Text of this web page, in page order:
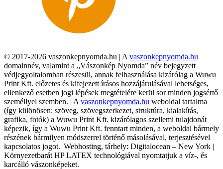
© 2017-2026 vaszonkepnyomda.hu | A vaszonkepnyomda.hu
domainnév, valamint a „Vászonkép Nyomda” név bejegyzett
védjegyoltalomban részesül, annak felhasználása kizárólag a Wuwu
Print Kft. előzetes és kifejezett írásos hozzájárulásával lehetséges,
ellenkező esetben jogi lépések megtételére kerül sor minden jogsértő
személlyel szemben. | A vaszonkepnyomda.hu weboldal tartalma
(így különösen: szöveg, szövegszerkezet, struktúra, kialakítás,
grafika, fotók) a Wuwu Print Kft. kizárólagos szellemi tulajdonát
képezik, így a Wuwu Print Kft. fenntart minden, a weboldal bármely
részének bármilyen módszerrel történő másolásával, terjesztésével
kapcsolatos jogot. |Webhosting, tárhely: Digitalocean – New York |
Környezetbarát HP LATEX technológiával nyomtatjuk a víz-, és
karcálló vászonképeket.